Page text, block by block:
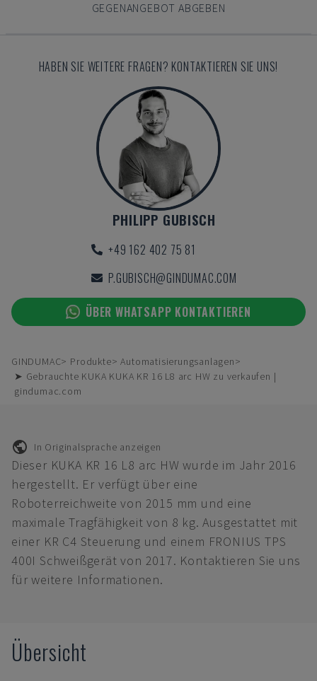
GEGENANGEBOT ABGEBEN
HABEN SIE WEITERE FRAGEN? KONTAKTIEREN SIE UNS!
PHILIPP GUBISCH
+49 162 402 75 81
P.GUBISCH@GINDUMAC.COM
ÜBER WHATSAPP KONTAKTIEREN
GINDUMAC Produkte
Automatisierungsanlagen
➤ Gebrauchte KUKA KUKA KR 16 L8 arc HW zu verkaufen |
gindumac.com
In Originalsprache anzeigen
Dieser KUKA KR 16 L8 arc HW wurde im Jahr 2016
hergestellt. Er verfügt über eine
Roboterreichweite von 2015 mm und eine
maximale Tragfähigkeit von 8 kg. Ausgestattet mit
einer KR C4 Steuerung und einem FRONIUS TPS
400I Schweißgerät von 2017. Kontaktieren Sie uns
für weitere Informationen.
Übersicht